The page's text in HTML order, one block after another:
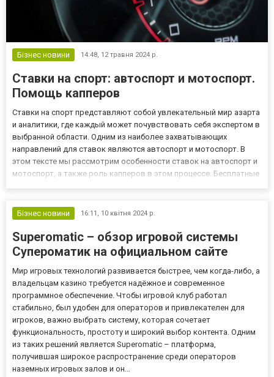
Бізнес новини 14:48, 12 травня 2024 р.
Ставки на спорт: автоспорт и мотоспорт.
Помощь капперов
Ставки на спорт представляют собой увлекательный мир азарта
и аналитики, где каждый может почувствовать себя экспертом в
выбранной области. Одним из наиболее захватывающих
направлений для ставок являются автоспорт и мотоспорт. В
этом тексте мы рассмотрим особенности ставок на автоспорт и
мотоспорт, а также роль капперов в этом процессе. Бесплатные
Бізнес новини
16:11, 10 квітня 2024 р.
Superomatic – обзор игровой системы
Супероматик на официальном сайте
Мир игровых технологий развивается быстрее, чем когда-либо, а
владельцам казино требуется надёжное и современное
программное обеспечение. Чтобы игровой клуб работал
стабильно, был удобен для операторов и привлекателен для
игроков, важно выбрать систему, которая сочетает
функциональность, простоту и широкий выбор контента. Одним
из таких решений является Superomatic – платформа,
получившая широкое распространение среди операторов
наземных игровых залов и он...